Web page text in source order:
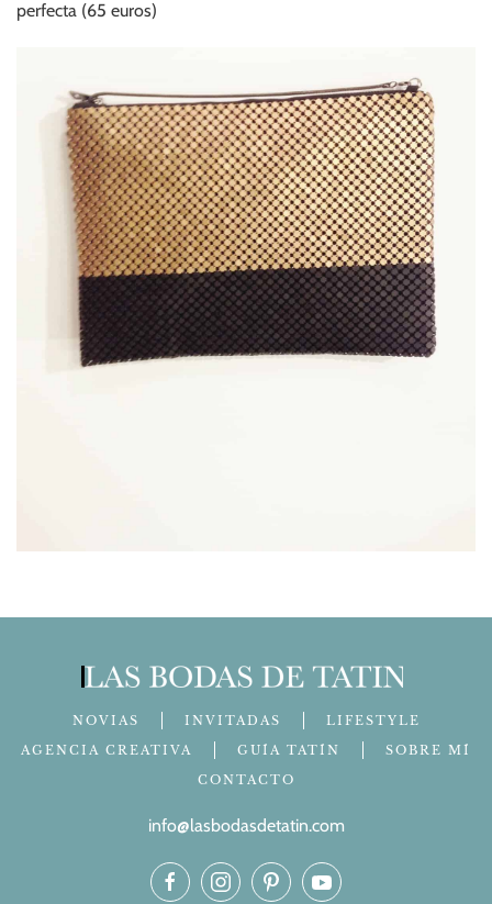
perfecta (65 euros)
NOVIAS INVITADAS
LIFESTYLE
AGENCIA CREATIVA
GUÍA TATÍN
SOBRE MÍ
CONTACTO
info@lasbodasdetatin.com